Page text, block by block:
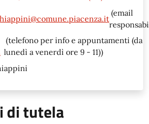
(email
(telefono per info e appuntamenti (da
lunedì a venerdì ore 9 - 11))
di tutela